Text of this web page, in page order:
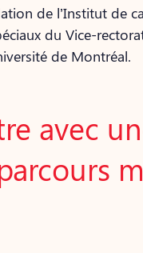
de l’Institut de
du Vice-
de Montréal.
avec